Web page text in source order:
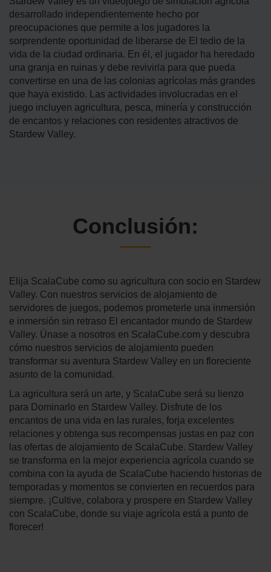
desarrollado independientemente hecho por
preocupaciones que permite a los jugadores la
sorprendente oportunidad de liberarse de El tedio de la
vida de la ciudad ordinaria. En él, el jugador ha heredado
una granja en ruinas y debe revivirla para que pueda
convertirse en una de las colonias agrícolas más grandes
que haya existido. Las actividades involucradas en el
juego incluyen agricultura, pesca, minería y construcción
de encantos y relaciones con residentes atractivos de
Stardew Valley.
Conclusión:
Elija ScalaCube como su agricultura con socio en Stardew
Valley. Con nuestros servicios de alojamiento de
servidores de juegos, podemos prometerle una inmersión
e inmersión sin retraso El encantador mundo de Stardew
Valley. Únase a nosotros en ScalaCube.com y descubra
cómo nuestros servicios de alojamiento pueden
transformar su aventura Stardew Valley en un floreciente
asunto de la comunidad.
La agricultura será un arte, y ScalaCube será su lienzo
para Dominarlo en Stardew Valley. Disfrute de los
encantos de una vida en las rurales, forja excelentes
relaciones y obtenga sus recompensas justas en paz con
las ofertas de alojamiento de ScalaCube. Stardew Valley
se transforma en la mejor experiencia agrícola cuando se
combina con la ayuda de ScalaCube haciendo historias de
temporadas y momentos se convierten en recuerdos para
siempre. ¡Cultive, colabora y prospere en Stardew Valley
con ScalaCube, donde su viaje agrícola está a punto de
florecer!